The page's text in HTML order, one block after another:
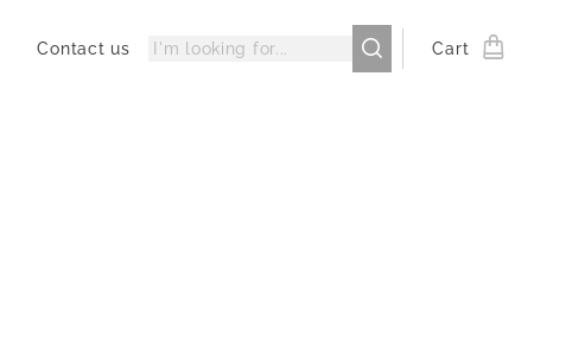
Contact us Cart